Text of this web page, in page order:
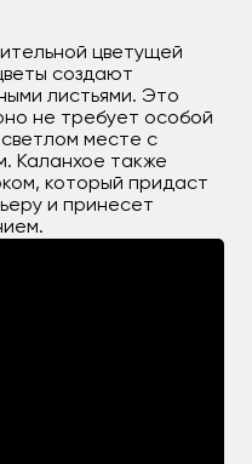
цветущей
создают
листьями. Это
не требует особой
месте с
Каланхое также
который придаст
и принесет